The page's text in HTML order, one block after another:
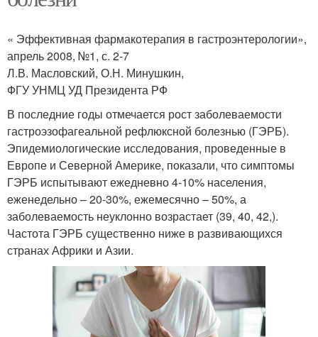
« Эффективная фармакотерапия в гастроэнтерологии»,
апрель 2008, №1, с. 2-7
Л.В. Масловский, О.Н. Минушкин,
ФГУ УНМЦ УД Президента РФ
В последние годы отмечается рост заболеваемости
гастроэзофагеальной рефлюксной болезнью (ГЭРБ).
Эпидемиологические исследования, проведенные в
Европе и Северной Америке, показали, что симптомы
ГЭРБ испытывают ежедневно 4-10% населения,
еженедельно – 20-30%, ежемесячно – 50%, а
заболеваемость неуклонно возрастает (39, 40, 42,).
Частота ГЭРБ существенно ниже в развивающихся
странах Африки и Азии.